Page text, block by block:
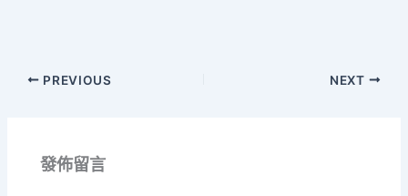
PREVIOUS NEXT
發佈留言